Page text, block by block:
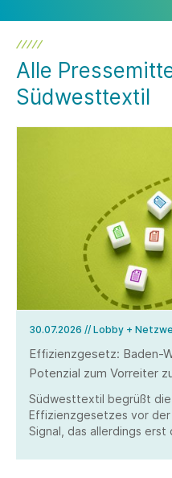
Alle
Südwesttextil
30.07.2026 // Lobby +
Effizienzgesetz: Baden-
Potenzial zum Vorreiter
Südwesttextil begrüßt
Effizienzgesetzes vor der
Signal, das allerdings